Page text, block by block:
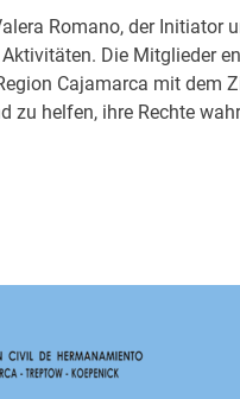
Romano, der Initiator
Die Mitglieder
Cajamarca mit dem
zu helfen, ihre Rechte